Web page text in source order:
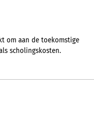
om aan de toekomstige
scholingskosten.